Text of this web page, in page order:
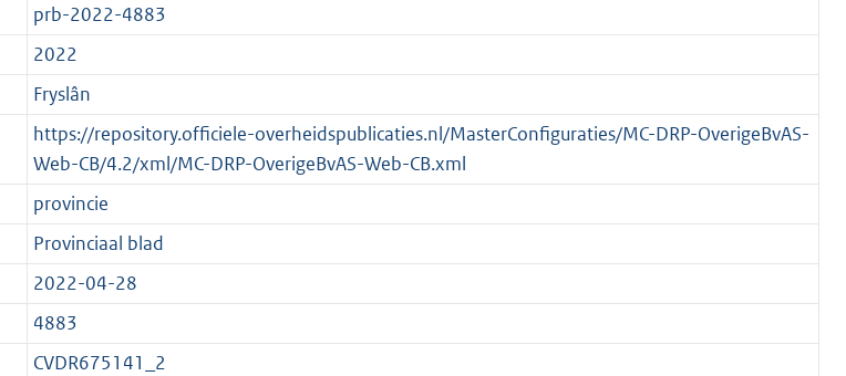
prb-2022-4883
2022
Fryslân
https://repository.officiele-overheidspublicaties.nl/MasterConfiguraties/MC-DRP-OverigeBvAS-
Web-CB/4.2/xml/MC-DRP-OverigeBvAS-Web-CB.xml
provincie
Provinciaal blad
2022-04-28
4883
CVDR675141_2